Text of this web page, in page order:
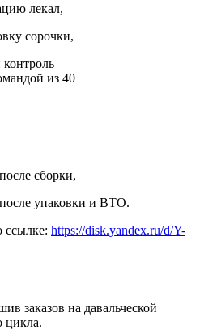
лекал,
сорочки,
из 40
сборки,
упаковки и ВТО.
ссылке: https://disk.yandex.ru/d/Y-
заказов на давальческой
цикла.